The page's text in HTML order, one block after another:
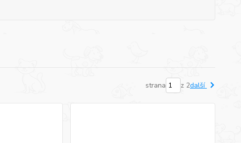
strana z 2další